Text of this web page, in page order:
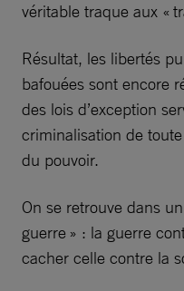
véritable traque aux «
Résultat, les libertés
bafouées sont encore
des lois d’exception
criminalisation de
du pouvoir.
On se retrouve dans
guerre » : la guerre
cacher celle contre la